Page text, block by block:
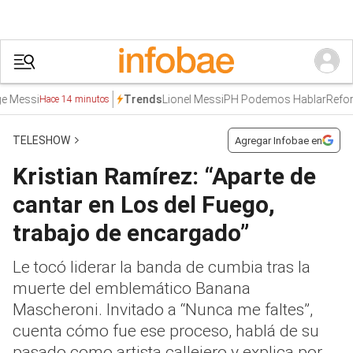
Hace 14 minutos TrendsLionel MessiPH Podemos HablarReforma
TELESHOW Agregar Infobae en
Kristian Ramírez: “Aparte de
cantar en Los del Fuego,
trabajo de encargado”
Le tocó liderar la banda de cumbia tras la
muerte del emblemático Banana
Mascheroni. Invitado a “Nunca me faltes”,
cuenta cómo fue ese proceso, hablá de su